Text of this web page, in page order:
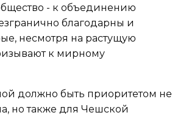
- к объединению
благодарны и
несмотря на растущую
к мирному
должно быть приоритетом не
но также для Чешской